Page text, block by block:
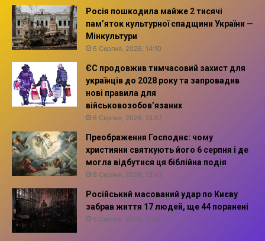
Росія пошкодила майже 2 тисячі
пам’яток культурної спадщини України —
Мінкультури
6 Серпня, 2026, 14:10
ЄС продовжив тимчасовий захист для
українців до 2028 року та запровадив
нові правила для
військовозобов’язаних
6 Серпня, 2026, 13:57
Преображення Господнє: чому
християни святкують його 6 серпня і де
могла відбутися ця біблійна подія
6 Серпня, 2026, 13:42
Російський масований удар по Києву
забрав життя 17 людей, ще 44 поранені
5 Серпня, 2026, 11:16